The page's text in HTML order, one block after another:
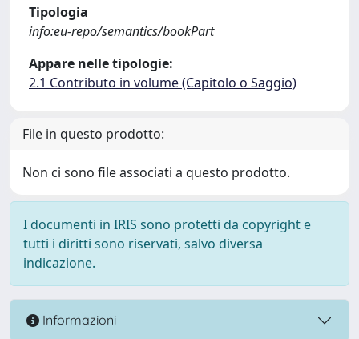
Tipologia
info:eu-repo/semantics/bookPart
Appare nelle tipologie:
2.1 Contributo in volume (Capitolo o Saggio)
File in questo prodotto:
Non ci sono file associati a questo prodotto.
I documenti in IRIS sono protetti da copyright e
tutti i diritti sono riservati, salvo diversa
indicazione.
Informazioni